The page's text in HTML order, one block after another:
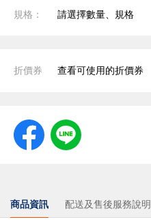
規格： 請選擇數量、規格
折價券 查看可使用的折價券
商品資訊 配送及售後服務說明